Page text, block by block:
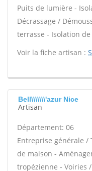
Puits de lumière -
Décrassage /
terrasse - Isolation
Voir la fiche artisan :
Bell\\\\\\\'azur Nice
Artisan
Département: 06
Entreprise générale /
de maison -
tropézienne - Voiries